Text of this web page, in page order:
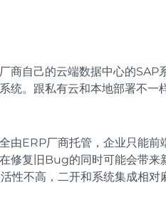
商自己的云端数据中心的
统。跟私有云和本地部署不
由ERP厂商托管，企业只能
修复旧Bug的同时可能会带
性不高，二开和系统集成相